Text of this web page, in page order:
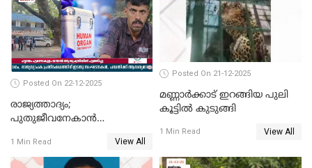
Posted On 22-12-2025
രാജ്യത്താദ്യം;
പുതുജീവനേകാൻ
എറണാകുളം സർക്കാർ
ജനറൽ
1 Min Read View All
Posted On 21-12-2025
മണ്ണാർക്കാട് ഇറങ്ങിയ പുലി
കൂട്ടിൽ കുടുങ്ങി
1 Min Read View All